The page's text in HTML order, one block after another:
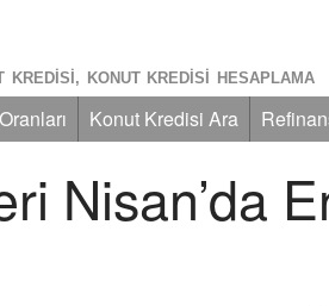
KREDISI, KONUT KREDISI HESAPLAMA
Konut Kredisi Ara
Nisan’da